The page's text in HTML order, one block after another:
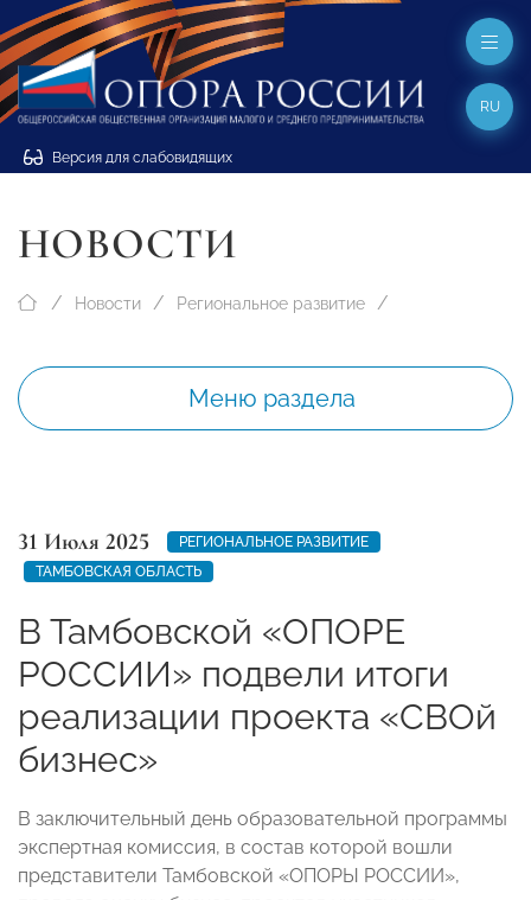
Версия для слабовидящих
RU
НОВОСТИ
Новости Региональное развитие
Меню раздела
31 Июля 2025
РЕГИОНАЛЬНОЕ РАЗВИТИЕ
ТАМБОВСКАЯ ОБЛАСТЬ
В Тамбовской «ОПОРЕ
РОССИИ» подвели итоги
реализации проекта «СВОй
бизнес»
В заключительный день образовательной программы
экспертная комиссия, в состав которой вошли
представители Тамбовской «ОПОРЫ РОССИИ»,